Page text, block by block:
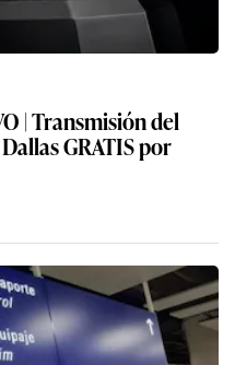
| Transmisión del
GRATIS por